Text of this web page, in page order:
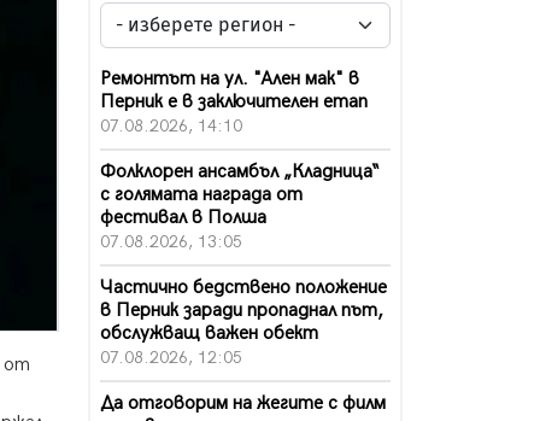
от
Ремонтът на ул. "Ален мак" в
Перник е в заключителен етап
07.08.2026, 14:10
Фолклорен ансамбъл „Кладница“
с голямата награда от
фестивал в Полша
07.08.2026, 13:05
Частично бедствено положение
в Перник заради пропаднал път,
обслужващ важен обект
07.08.2026, 12:05
Да отговорим на жегите с филм